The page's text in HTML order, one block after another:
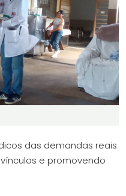
das demandas reais
e promovendo